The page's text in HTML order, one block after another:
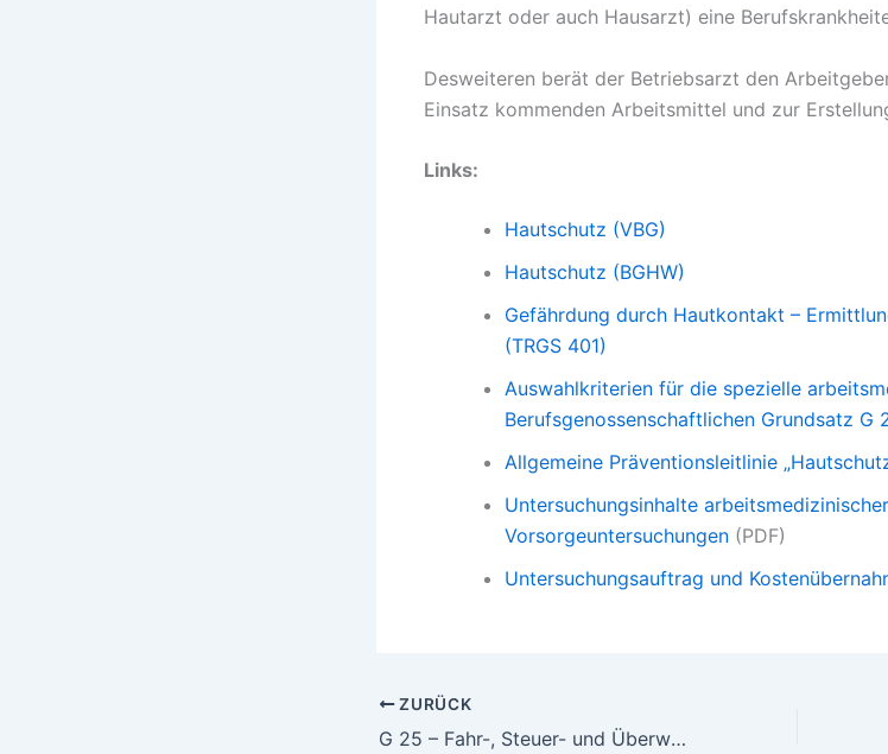
Hautarzt oder auch Hausarzt) eine
Desweiteren berät der Betriebsarzt den
Einsatz kommenden Arbeitsmittel und zur
Links:
Hautschutz (VBG)
Hautschutz (BGHW)
Gefährdung durch Hautkontakt –
(TRGS 401)
Auswahlkriterien für die spezielle
Berufsgenossenschaftlichen Grundsatz G
Allgemeine Präventionsleitlinie
Untersuchungsinhalte arbeitsmedizinischer
Vorsorgeuntersuchungen (PDF)
Untersuchungsauftrag und
ZURÜCK
G 25 – Fahr-, Steuer- und Überwachungstätigkeiten